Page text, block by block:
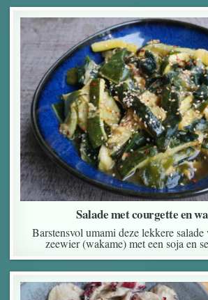
Salade met courgette en
Barstensvol umami deze lekkere salade
zeewier (wakame) met een soja en